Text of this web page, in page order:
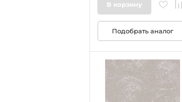
В корзину
Подобрать аналог